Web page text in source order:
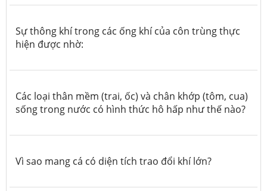
Sự thông khí trong các ống khí của côn trùng thực
hiện được nhờ:
Các loại thân mềm (trai, ốc) và chân khớp (tôm, cua)
sống trong nước có hình thức hô hấp như thế nào?
Vì sao mang cá có diện tích trao đổi khí lớn?